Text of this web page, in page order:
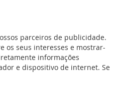
16kA - 3P - 400 V~ - 32A -
16kA - 3P - 400 V~ - 25A -
parceiros de publicidade.
os seus interesses e mostrar-
informações
e dispositivo de internet. Se